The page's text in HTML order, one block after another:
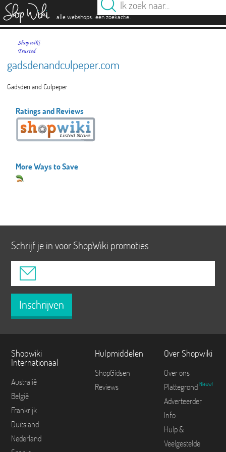
alle webshops. één zoekactie.
gadsdenandculpeper.com
Gadsden and Culpeper
Ratings and Reviews
More Ways to Save
Schrijf je in voor ShopWiki promoties
Inschrijven
Shopwiki
Internationaal
Australië
België
Frankrijk
Duitsland
Nederland
Hulpmiddelen
ShopGidsen
Reviews
Over Shopwiki
Over ons
Plattegrond Nieuw!
Adverteerder
Info
Hulp &
Veelgestelde